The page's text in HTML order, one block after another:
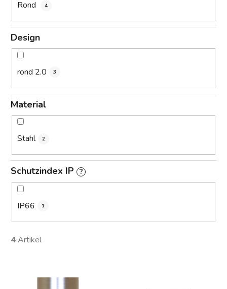
Rond 4
Design
rond 2.0 3
Material
Stahl 2
Schutzindex IP ?
IP66 1
4Artikel